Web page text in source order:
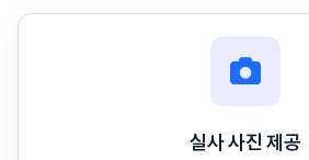
실사 사진 제공